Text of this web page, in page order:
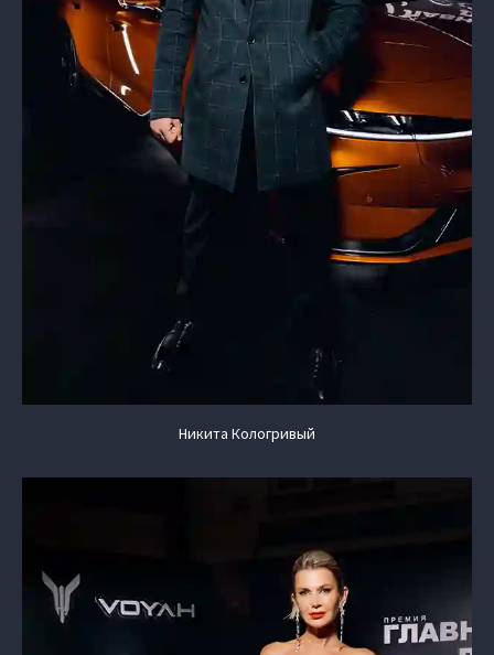
Никита Кологривый